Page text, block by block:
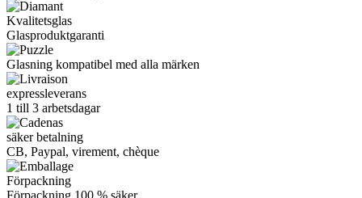
Kvalitetsglas
Glasproduktgaranti
Glasning kompatibel med alla märken
expressleverans
1 till 3 arbetsdagar
säker betalning
CB, Paypal, virement, chèque
Förpackning
Förpackning 100 % säker